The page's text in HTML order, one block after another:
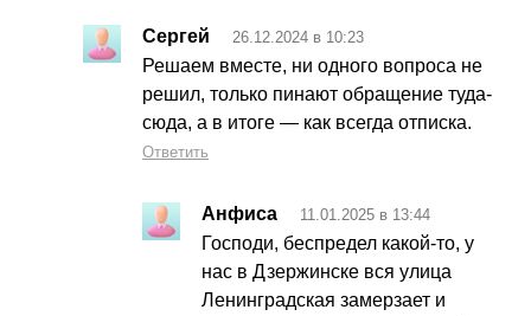
Сергей 26.12.2024 в 10:23
Решаем вместе, ни одного вопроса не
решил, только пинают обращение туда-
сюда, а в итоге — как всегда отписка.
Ответить
Анфиса 11.01.2025 в 13:44
Господи, беспредел какой-то, у
нас в Дзержинске вся улица
Ленинградская замерзает и